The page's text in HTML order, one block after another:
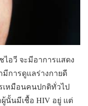
อวี จะมีอาการแสดง
การดูแลร่างกายดี
เหมือนคนปกติทั่วไป
นั้นมีเชื้อ HIV อยู่ แต่